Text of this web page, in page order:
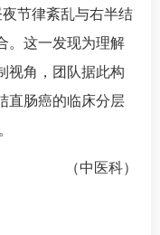
节律紊乱与右半结
。这一发现为理解
视角，团队据此构
直肠癌的临床分层
（中医科）